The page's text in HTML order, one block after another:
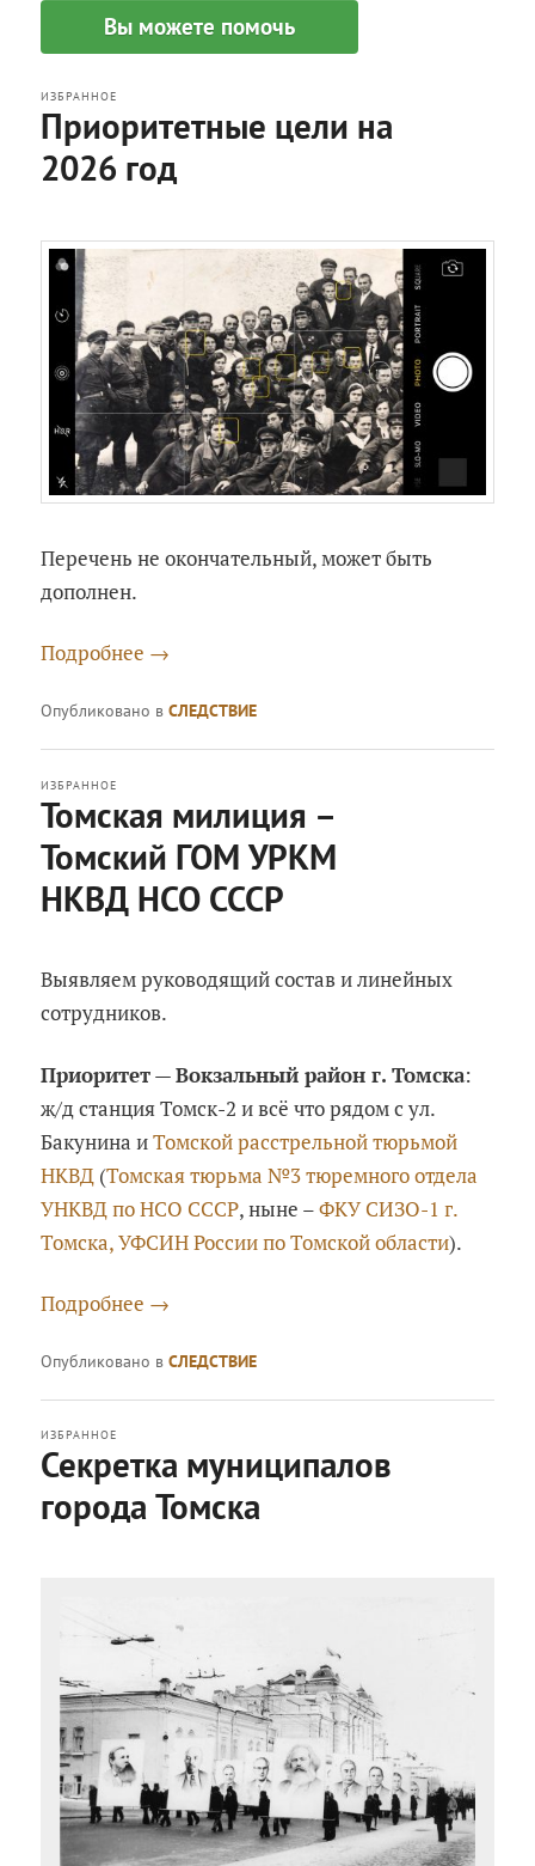
Вы можете помочь
Приоритетные цели на
2026 год
ИЗБРАННОЕ
в 14:25
Перечень не окончательный, может быть
дополнен.
Подробнее →
Опубликовано в СЛЕДСТВИЕ
Томская милиция –
Томский ГОМ УРКМ
НКВД НСО СССР
ИЗБРАННОЕ
Выявляем руководящий состав и линейных
сотрудников.
Приоритет—Вокзальный район г. Томска:
ж/д станция Томск-2 и всё что рядом с ул.
Бакунина иТомской расстрельной тюрьмой
НКВД (Томская тюрьма №3 тюремного отдела
УНКВД по НСО СССР, ныне –ФКУ СИЗО-1 г.
Томска, УФСИН России по Томской области).
Подробнее →
Опубликовано в СЛЕДСТВИЕ
Секретка муниципалов
города Томска
ИЗБРАННОЕ